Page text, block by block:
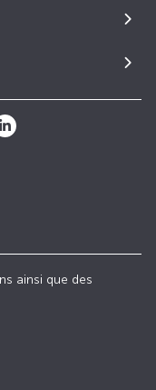
ainsi que des